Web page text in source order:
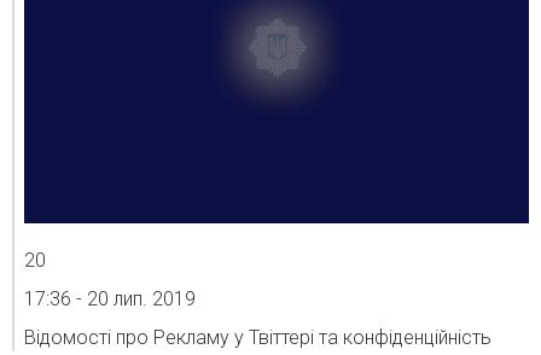
20
17:36 - 20 лип. 2019
Відомості про Рекламу у Твіттері та конфіденційність